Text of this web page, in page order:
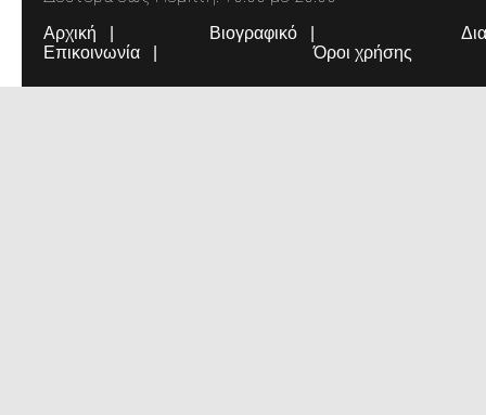
Αρχική Βιογραφικό
Επικοινωνία
Όροι χρήσης